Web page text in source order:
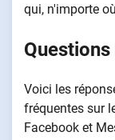
qui, n'importe
Voici les
fréquentes sur
Facebook et